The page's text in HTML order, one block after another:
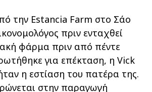
την Estancia Farm στο Σάο
πριν ενταχθεί
φάρμα πριν από πέντε
για επέκταση, η Vick
η εστίαση του πατέρα της.
στην παραγωγή